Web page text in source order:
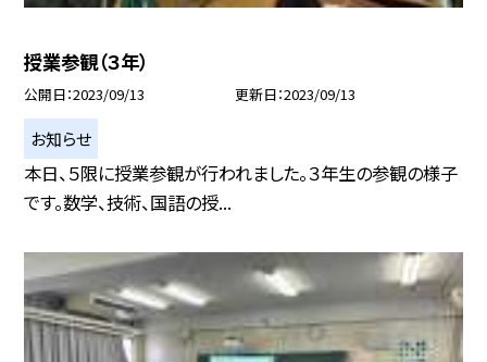
授業参観（３年）
公開日 2023/09/13 更新日 2023/09/13
お知らせ
本日、５限に授業参観が行われました。３年生の参観の様子
です。数学、技術、国語の授...